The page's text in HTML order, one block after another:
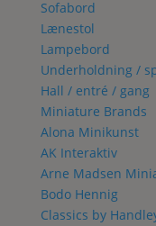
Sofabord
Lænestol
Lampebord
Underholdning /
Hall / entré / gang
Miniature Brands
Alona Minikunst
AK Interaktiv
Arne Madsen
Bodo Hennig
Classics by